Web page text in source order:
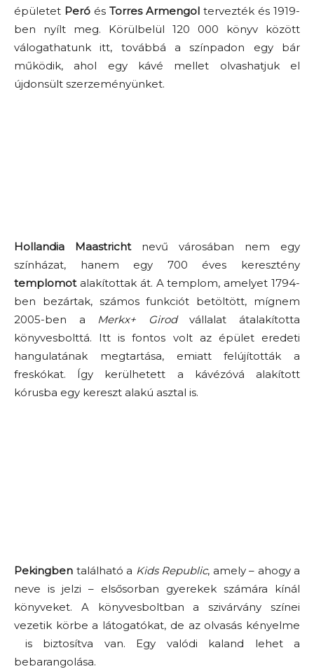
épületet Peró és Torres Armengol tervezték és 1919-
ben nyílt meg. Körülbelül 120 000 könyv között
válogathatunk itt, továbbá a színpadon egy bár
működik, ahol egy kávé mellet olvashatjuk el
újdonsült szerzeményünket.
Hollandia Maastrichtnevű városában nem egy
színházat, hanem egy 700 éves keresztény
templomotalakítottak át. A templom, amelyet 1794-
ben bezártak, számos funkciót betöltött, mígnem
2005-ben a Merkx+ Girodvállalat átalakította
könyvesbolttá. Itt is fontos volt az épület eredeti
hangulatának megtartása, emiatt felújították a
freskókat. Így kerülhetett a kávézóvá alakított
kórusba egy kereszt alakú asztal is.
Pekingben található a Kids Republic, amely – ahogy a
neve is jelzi – elsősorban gyerekek számára kínál
könyveket. A könyvesboltban a szivárvány színei
vezetik körbe a látogatókat, de az olvasás kényelme
is biztosítva van. Egy valódi kaland lehet a
bebarangolása.